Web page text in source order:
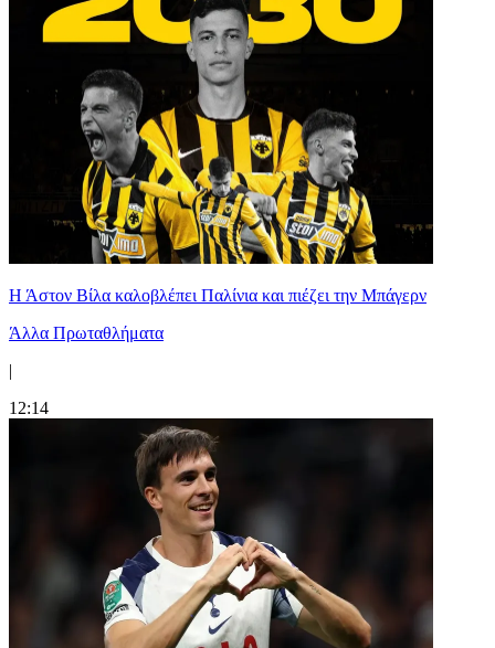
Η Άστον Βίλα καλοβλέπει Παλίνια και πιέζει την Μπάγερν
Άλλα Πρωταθλήματα
|
12:14